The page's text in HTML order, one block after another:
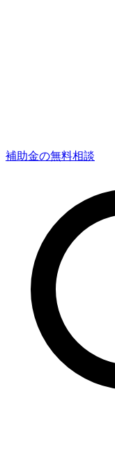
補助金の無料相談